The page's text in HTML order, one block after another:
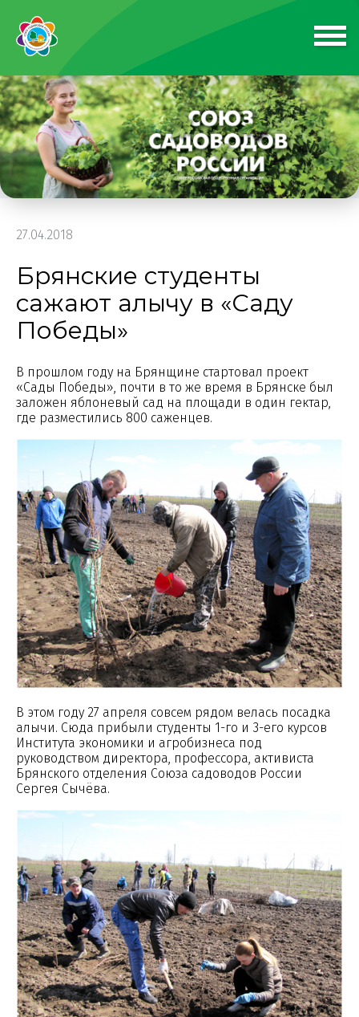
27.04.2018
Брянские студенты
сажают алычу в «Саду
Победы»
В прошлом году на Брянщине стартовал проект
«Сады Победы», почти в то же время в Брянске был
заложен яблоневый сад на площади в один гектар,
где разместились 800 саженцев.
В этом году 27 апреля совсем рядом велась посадка
алычи. Сюда прибыли студенты 1-го и 3-его курсов
Института экономики и агробизнеса под
руководством директора, профессора, активиста
Брянского отделения Союза садоводов России
Сергея Сычёва.